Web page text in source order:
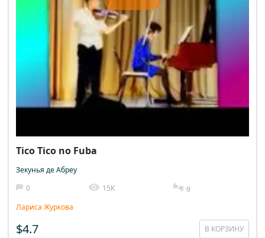
Tico Tico no Fuba
Зекунья де Абреу
0
15K
9
Лариса Журкова
$4.7 В КОРЗИНУ